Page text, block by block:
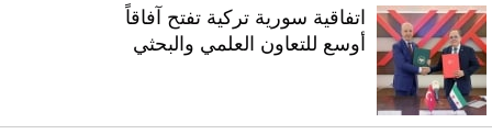
اتفاقية سورية تركية تفتح آفاقاً
أوسع للتعاون العلمي والبحثي